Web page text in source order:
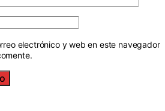
electrónico y web en este navegador